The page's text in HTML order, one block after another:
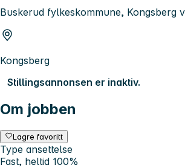
Buskerud fylkeskommune, Kongsberg
Kongsberg
Stillingsannonsen er inaktiv.
Om jobben
Lagre favoritt
Type ansettelse
Fast, heltid 100%